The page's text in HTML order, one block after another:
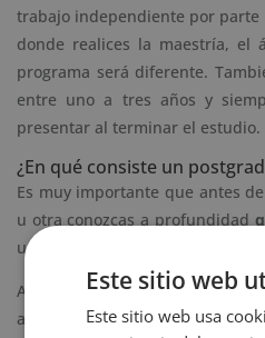
trabajo independiente por parte
donde realices la maestría, el
programa será diferente.
entre uno a tres años y
presentar al terminar el estudio.
¿En qué consiste un
Es muy importante que antes
u otra conozcas a profundidad
un postgrado. Así podrás ir
Ahora bien, el postgrado es un
al alumno de especialización
Este sitio web
Este sitio web usa